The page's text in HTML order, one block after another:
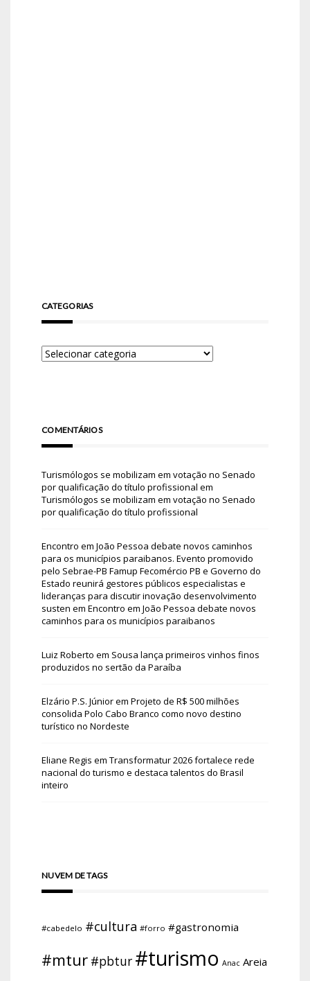
CATEGORIAS
COMENTÁRIOS
Turismólogos se mobilizam em votação no Senado
por qualificação do título profissional em
Turismólogos se mobilizam em votação no Senado
por qualificação do título profissional
Encontro em João Pessoa debate novos caminhos
para os municípios paraibanos. Evento promovido
pelo Sebrae-PB Famup Fecomércio PB e Governo do
Estado reunirá gestores públicos especialistas e
lideranças para discutir inovação desenvolvimento
susten em Encontro em João Pessoa debate novos
caminhos para os municípios paraibanos
Luiz Roberto em Sousa lança primeiros vinhos finos
produzidos no sertão da Paraíba
Elzário P.S. Júniorem Projeto de R$ 500 milhões
consolida Polo Cabo Branco como novo destino
turístico no Nordeste
Eliane Regis em Transformatur 2026 fortalece rede
nacional do turismo e destaca talentos do Brasil
inteiro
NUVEM DE TAGS
#cabedelo #cultura #forro #gastronomia
#mtur #pbtur #turismo Anac Areia